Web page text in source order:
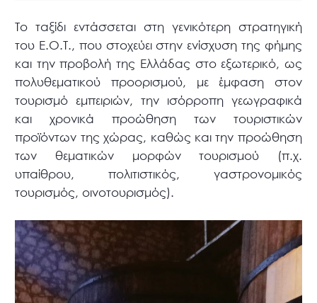
Το ταξίδι εντάσσεται στη γενικότερη στρατηγική
του Ε.Ο.Τ., που στοχεύει στην ενίσχυση της φήμης
και την προβολή της Ελλάδας στο εξωτερικό, ως
πολυθεματικού προορισμού, με έμφαση στον
τουρισμό εμπειριών, την ισόρροπη γεωγραφικά
και χρονικά προώθηση των τουριστικών
προϊόντων της χώρας, καθώς και την προώθηση
των θεματικών μορφών τουρισμού (π.χ.
υπαίθρου, πολιτιστικός, γαστρονομικός
τουρισμός, οινοτουρισμός).